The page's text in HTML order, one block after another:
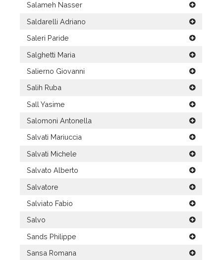
Salameh Nasser
Saldarelli Adriano
Saleri Paride
Salghetti Maria
Salierno Giovanni
Salih Ruba
Sall Yasime
Salomoni Antonella
Salvati Mariuccia
Salvati Michele
Salvato Alberto
Salvatore
Salviato Fabio
Salvo
Sands Philippe
Sansa Romana